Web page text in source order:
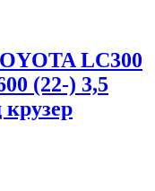
LC300
(22-) 3,5